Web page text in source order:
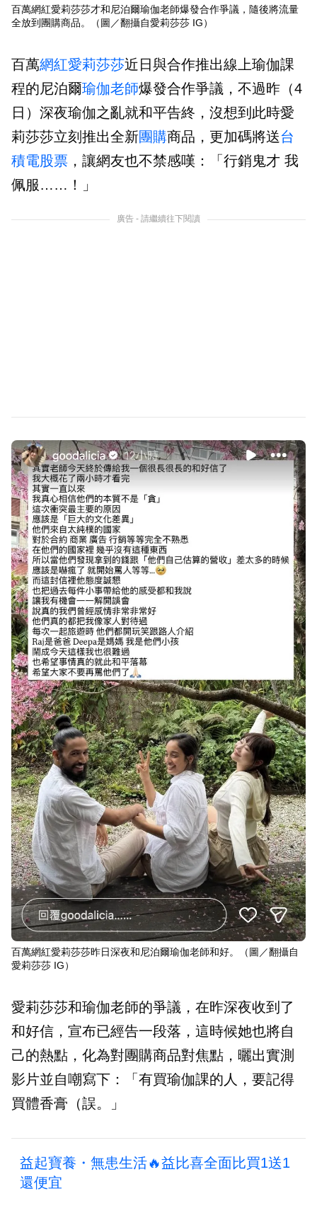
百萬網紅愛莉莎莎才和尼泊爾瑜伽老師爆發合作爭議，隨後將流量
全放到團購商品。（圖／翻攝自愛莉莎莎 IG）
百萬網紅愛莉莎莎近日與合作推出線上瑜伽課
程的尼泊爾瑜伽老師爆發合作爭議，不過昨（4
日）深夜瑜伽之亂就和平告終，沒想到此時愛
莉莎莎立刻推出全新團購商品，更加碼將送台
積電股票 ，讓網友也不禁感嘆：「行銷鬼才 我
佩服……！」
廣告 - 請繼續往下閱讀
百萬網紅愛莉莎莎昨日深夜和尼泊爾瑜伽老師和好。（圖／翻攝自
愛莉莎莎 IG）
愛莉莎莎和瑜伽老師的爭議，在昨深夜收到了
和好信，宣布已經告一段落，這時候她也將自
己的熱點，化為對團購商品對焦點，曬出實測
影片並自嘲寫下：「有買瑜伽課的人，要記得
買體香膏（誤。」
益起寶養・無患生活🔥益比喜全面比買1送1
還便宜